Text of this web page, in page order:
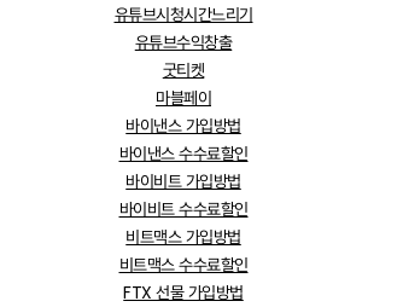
유튜브시청시간느리기
유튜브수익창출
굿티켓
마블페이
바이낸스 가입방법
바이낸스 수수료할인
바이비트 가입방법
바이비트 수수료할인
비트맥스 가입방법
비트맥스 수수료할인
FTX 선물 가입방법